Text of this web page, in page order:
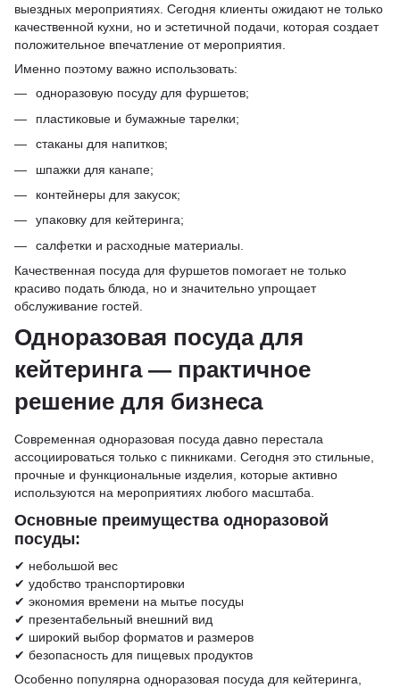
выездных мероприятиях. Сегодня клиенты ожидают не только
качественной кухни, но и эстетичной подачи, которая создает
положительное впечатление от мероприятия.
Именно поэтому важно использовать:
одноразовую посуду для фуршетов;
пластиковые и бумажные тарелки;
стаканы для напитков;
шпажки для канапе;
контейнеры для закусок;
упаковку для кейтеринга;
салфетки и расходные материалы.
Качественная посуда для фуршетов помогает не только
красиво подать блюда, но и значительно упрощает
обслуживание гостей.
Одноразовая посуда для
кейтеринга — практичное
решение для бизнеса
Современная одноразовая посуда давно перестала
ассоциироваться только с пикниками. Сегодня это стильные,
прочные и функциональные изделия, которые активно
используются на мероприятиях любого масштаба.
Основные преимущества одноразовой
посуды:
✔ небольшой вес
✔ удобство транспортировки
✔ экономия времени на мытье посуды
✔ презентабельный внешний вид
✔ широкий выбор форматов и размеров
✔ безопасность для пищевых продуктов
Особенно популярна одноразовая посуда для кейтеринга,